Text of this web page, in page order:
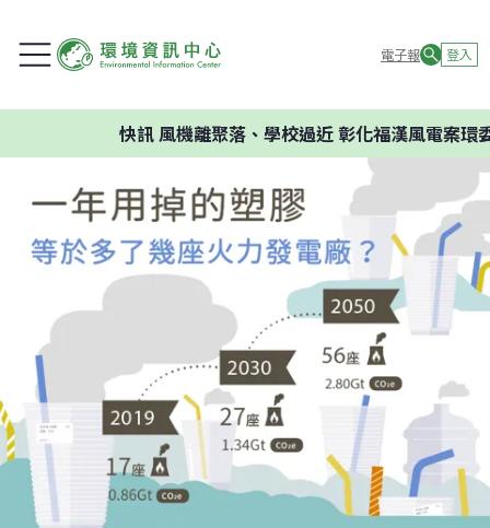
電子報 登入
快訊風機離聚落、學校過近 彰化福漢風電案環委建